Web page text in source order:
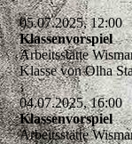
05.07.2025, 12:00
Klassenvorspiel
Arbeitsstätte
Klasse von Olha
04.07.2025, 16:00
Klassenvorspiel
Arbeitsstätte